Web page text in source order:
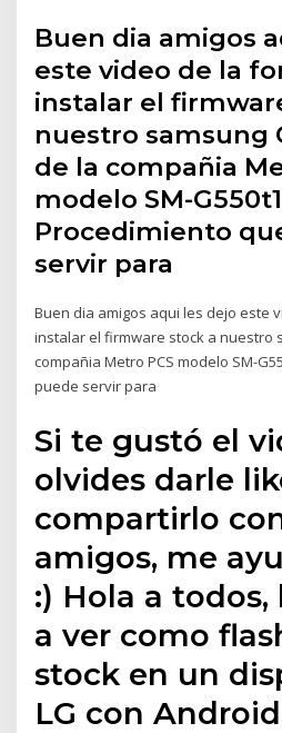
Buen dia amigos
este video de la
instalar el
nuestro samsung
de la compañia
modelo SM-G550t1
Procedimiento
servir para
Buen dia amigos aqui les dejo este
instalar el firmware stock a nuestro
compañia Metro PCS modelo SM-
puede servir para
Si te gustó el
olvides darle
compartirlo
amigos, me
:) Hola a todos,
a ver como
stock en un
LG con